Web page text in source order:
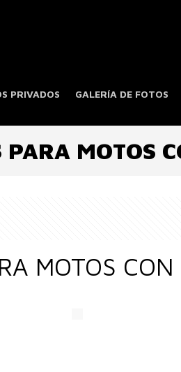
PRIVADOS GALERÍA DE FOTOS
PARA MOTOS
MOTOS